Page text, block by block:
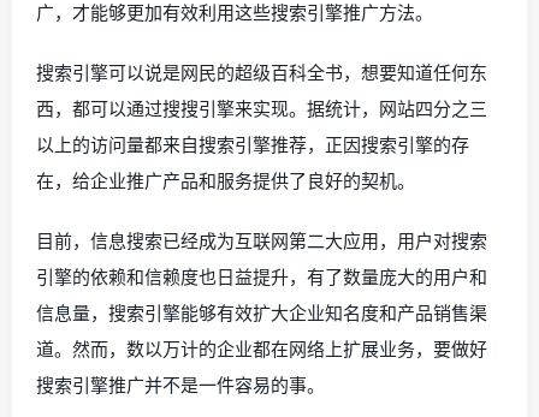
广，才能够更加有效利用这些搜索引擎推广方法。
搜索引擎可以说是网民的超级百科全书，想要知道任何东
西，都可以通过搜搜引擎来实现。据统计，网站四分之三
以上的访问量都来自搜索引擎推荐，正因搜索引擎的存
在，给企业推广产品和服务提供了良好的契机。
目前，信息搜索已经成为互联网第二大应用，用户对搜索
引擎的依赖和信赖度也日益提升，有了数量庞大的用户和
信息量，搜索引擎能够有效扩大企业知名度和产品销售渠
道。然而，数以万计的企业都在网络上扩展业务，要做好
搜索引擎推广并不是一件容易的事。